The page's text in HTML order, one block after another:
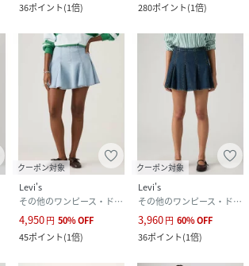
36ポイント(1倍)
280ポイント(1倍)
クーポン対象
Levi's
その他のワンピース・ドレス
4,950円 50%OFF
45ポイント(1倍)
クーポン対象
Levi's
その他のワンピース・ドレス
3,960円 60%OFF
36ポイント(1倍)